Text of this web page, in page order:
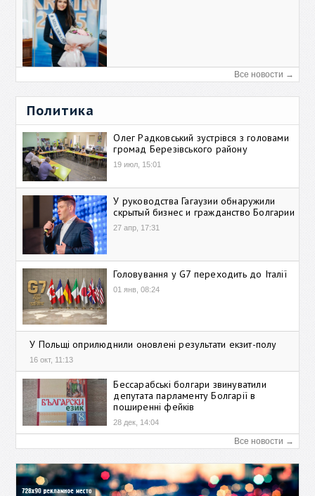
Все новости →
Политика
Олег Радковський зустрівся з головами
громад Березівського району
19 июл, 15:01
У руководства Гагаузии обнаружили
скрытый бизнес и гражданство Болгарии
27 апр, 17:31
Головування у G7 переходить до Італії
01 янв, 08:24
У Польщі оприлюднили оновлені результати екзит-полу
16 окт, 11:13
Бессарабські болгари звинуватили
депутата парламенту Болгарії в
поширенні фейків
28 дек, 14:04
Все новости →